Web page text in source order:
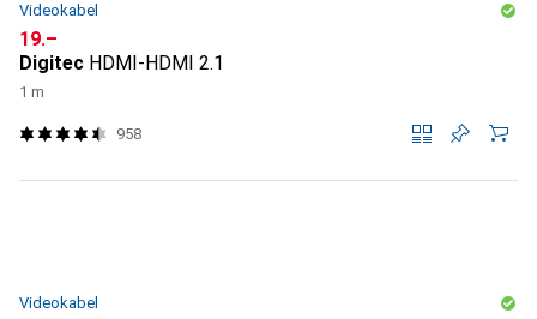
Videokabel
CHF
19.–
Digitec HDMI-HDMI 2.1
1 m
958
Videokabel